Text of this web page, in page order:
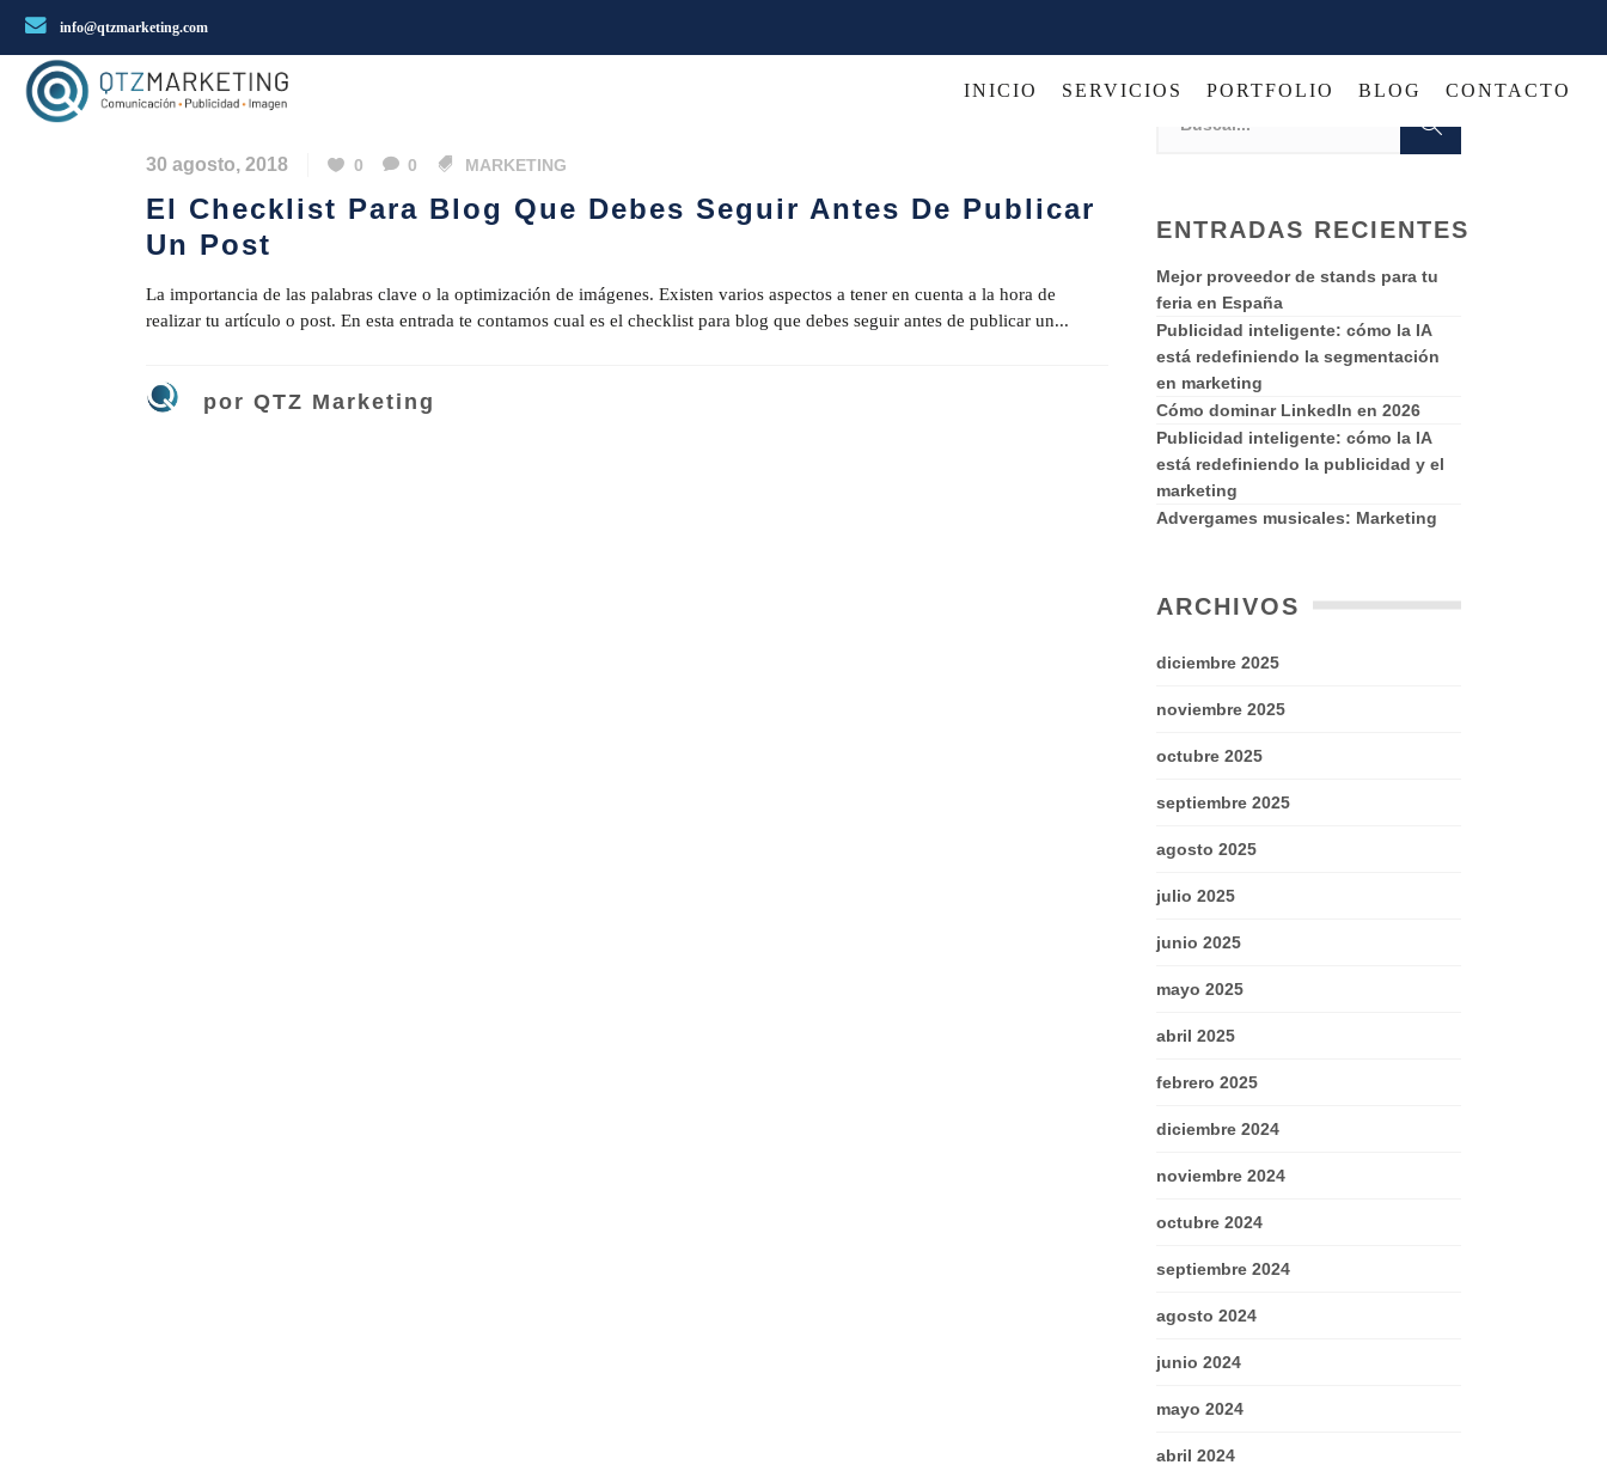
info@qtzmarketing.com
INICIO SERVICIOS PORTFOLIO BLOG CONTACTO
30 agosto, 2018 0 0 MARKETING
El Checklist Para Blog Que Debes Seguir Antes De Publicar
Un Post
La importancia de las palabras clave o la optimización de imágenes. Existen varios aspectos a tener en cuenta a la hora de
realizar tu artículo o post. En esta entrada te contamos cual es el checklist para blog que debes seguir antes de publicar un...
por QTZ Marketing
ENTRADAS RECIENTES
Mejor proveedor de stands para tu
feria en España
Publicidad inteligente: cómo la IA
está redefiniendo la segmentación
en marketing
Cómo dominar LinkedIn en 2026
Publicidad inteligente: cómo la IA
está redefiniendo la publicidad y el
marketing
Advergames musicales: Marketing
ARCHIVOS
diciembre 2025
noviembre 2025
octubre 2025
septiembre 2025
agosto 2025
julio 2025
junio 2025
mayo 2025
abril 2025
febrero 2025
diciembre 2024
noviembre 2024
octubre 2024
septiembre 2024
agosto 2024
junio 2024
mayo 2024
abril 2024